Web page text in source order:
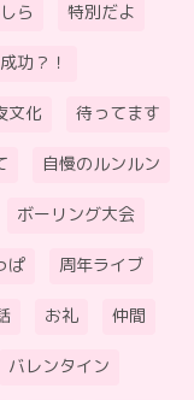
ら 特別だよ
功？！
文化 待ってます
自慢のルンルン
ボーリング大会
ぱ 周年ライブ
お礼 仲間
バレンタイン